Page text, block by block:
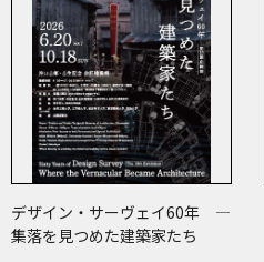
デザイン・サーヴェイ60年 ―
集落を見つめた建築家たち